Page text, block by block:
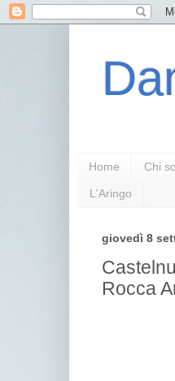
Home Chi
L'Aringo
giovedì 8
Rocca